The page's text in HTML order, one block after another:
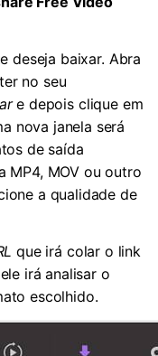
deseja baixar. Abra
no seu
e depois clique em
nova janela será
de saída
MP4, MOV ou outro
a qualidade de
que irá colar o link
irá analisar o
escolhido.